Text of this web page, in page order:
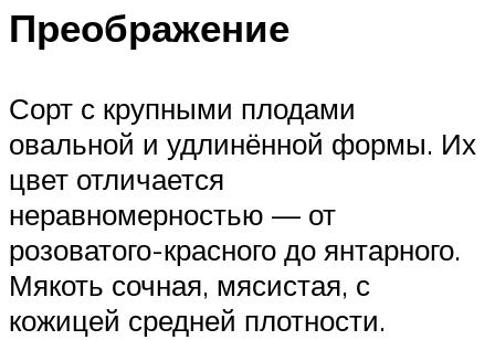
Преображение
Сорт с крупными плодами
овальной и удлинённой формы. Их
цвет отличается
неравномерностью — от
розоватого-красного до янтарного.
Мякоть сочная, мясистая, с
кожицей средней плотности.